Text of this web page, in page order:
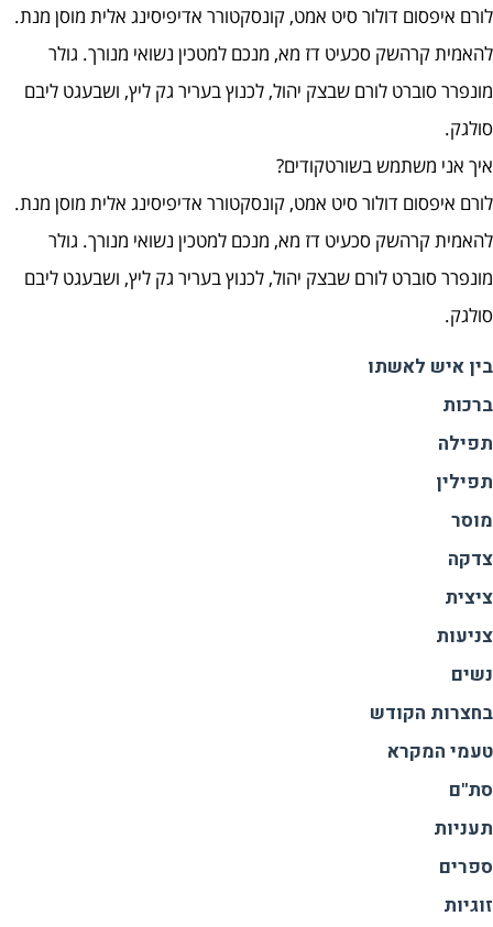
לורם איפסום דולור סיט אמט, קונסקטורר אדיפיסינג אלית מוסן מנת.
להאמית קרהשק סכעיט דז מא, מנכם למטכין נשואי מנורך. גולר
מונפרר סוברט לורם שבצק יהול, לכנוץ בעריר גק ליץ, ושבעגט ליבם
סולגק.
איך אני משתמש בשורטקודים?
לורם איפסום דולור סיט אמט, קונסקטורר אדיפיסינג אלית מוסן מנת.
להאמית קרהשק סכעיט דז מא, מנכם למטכין נשואי מנורך. גולר
מונפרר סוברט לורם שבצק יהול, לכנוץ בעריר גק ליץ, ושבעגט ליבם
סולגק.
בין איש לאשתו
ברכות
תפילה
תפילין
מוסר
צדקה
ציצית
צניעות
נשים
בחצרות הקודש
טעמי המקרא
סת"ם
תעניות
ספרים
זוגיות